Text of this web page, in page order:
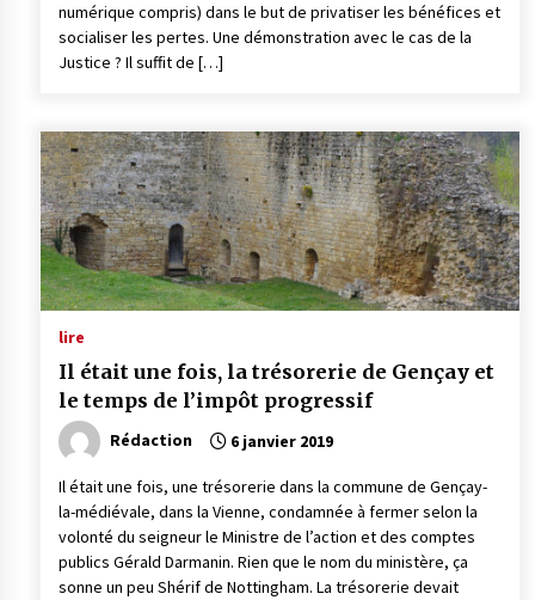
numérique compris) dans le but de privatiser les bénéfices et
socialiser les pertes. Une démonstration avec le cas de la
Justice ? Il suffit de […]
lire
Il était une fois, la trésorerie de Gençay et
le temps de l’impôt progressif
Rédaction 6 janvier 2019
Il était une fois, une trésorerie dans la commune de Gençay-
la-médiévale, dans la Vienne, condamnée à fermer selon la
volonté du seigneur le Ministre de l’action et des comptes
publics Gérald Darmanin. Rien que le nom du ministère, ça
sonne un peu Shérif de Nottingham. La trésorerie devait